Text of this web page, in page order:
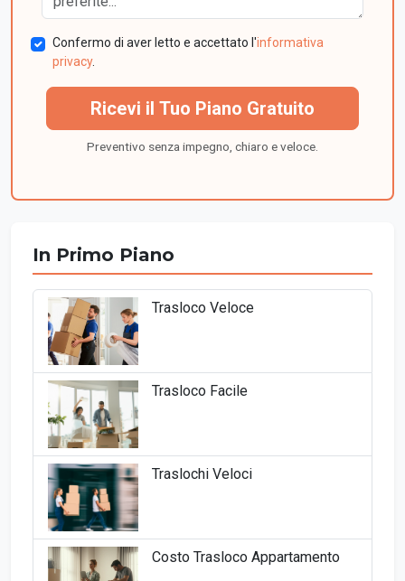
Confermo di aver letto e accettato l'informativa
privacy.
Ricevi il Tuo Piano Gratuito
Preventivo senza impegno, chiaro e veloce.
In Primo Piano
Trasloco Veloce
Trasloco Facile
Traslochi Veloci
Costo Trasloco Appartamento